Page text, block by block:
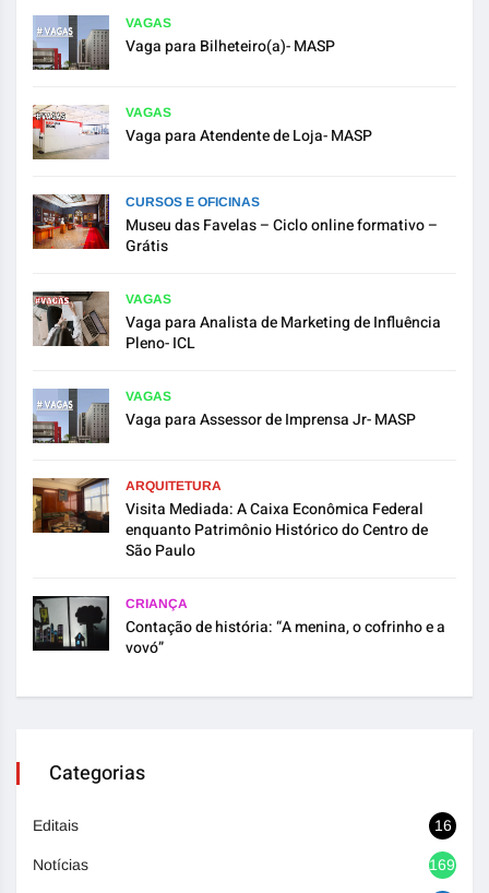
VAGAS
Vaga para Bilheteiro(a)- MASP
VAGAS
Vaga para Atendente de Loja- MASP
CURSOS E OFICINAS
Museu das Favelas – Ciclo online formativo –
Grátis
VAGAS
Vaga para Analista de Marketing de Influência
Pleno- ICL
VAGAS
Vaga para Assessor de Imprensa Jr- MASP
ARQUITETURA
Visita Mediada: A Caixa Econômica Federal
enquanto Patrimônio Histórico do Centro de
São Paulo
CRIANÇA
Contação de história: “A menina, o cofrinho e a
vovó”
Categorias
Editais 16
Notícias 1692